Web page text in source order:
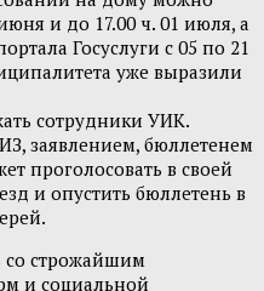
и до 17.00 ч. 01 июля, а
Госуслуги с 05 по 21
уже выразили
сотрудники УИК.
заявлением, бюллетенем
проголосовать в своей
и опустить бюллетень в
со строжайшим
и социальной